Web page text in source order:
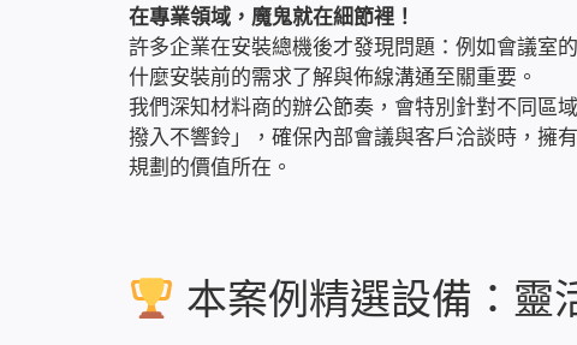
在專業領域，魔鬼就在細節裡！
許多企業在安裝總機後才發現問題：例如會議室
什麼安裝前的需求了解與佈線溝通至關重要。
我們深知材料商的辦公節奏，會特別針對不同區
撥入不響鈴」，確保內部會議與客戶洽談時，擁
規劃的價值所在。
本案例精選設備：靈